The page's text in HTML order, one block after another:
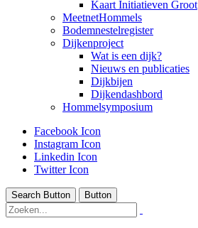
Kaart Initiatieven Groot
MeetnetHommels
Bodemnestelregister
Dijkenproject
Wat is een dijk?
Nieuws en publicaties
Dijkbijen
Dijkendashbord
Hommelsymposium
Facebook Icon
Instagram Icon
Linkedin Icon
Twitter Icon
Search Button Button